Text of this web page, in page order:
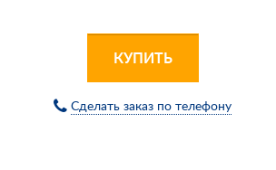
КУПИТЬ
Сделать заказ по телефону